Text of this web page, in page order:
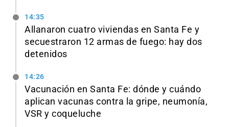
14:35
Allanaron cuatro viviendas en Santa Fe y
secuestraron 12 armas de fuego: hay dos
detenidos
14:26
Vacunación en Santa Fe: dónde y cuándo
aplican vacunas contra la gripe, neumonía,
VSR y coqueluche